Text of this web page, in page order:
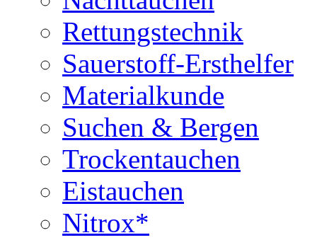
Rettungstechnik
Sauerstoff-Ersthelfer
Materialkunde
Suchen & Bergen
Trockentauchen
Eistauchen
Nitrox*